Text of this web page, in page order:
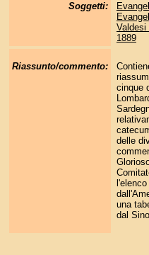
Soggetti:
Valdesi
1889
Riassunto/commento:
cinque
delle
una
dal